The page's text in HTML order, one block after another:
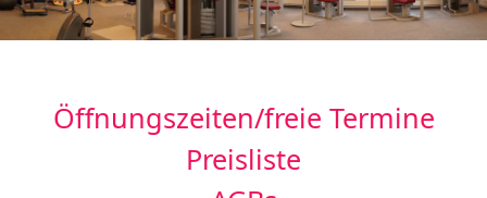
Öffnungszeiten/freie Termine
Preisliste